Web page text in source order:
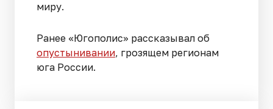
миру.
Ранее «Югополис» рассказывал об
опустынивании, грозящем регионам
юга России.